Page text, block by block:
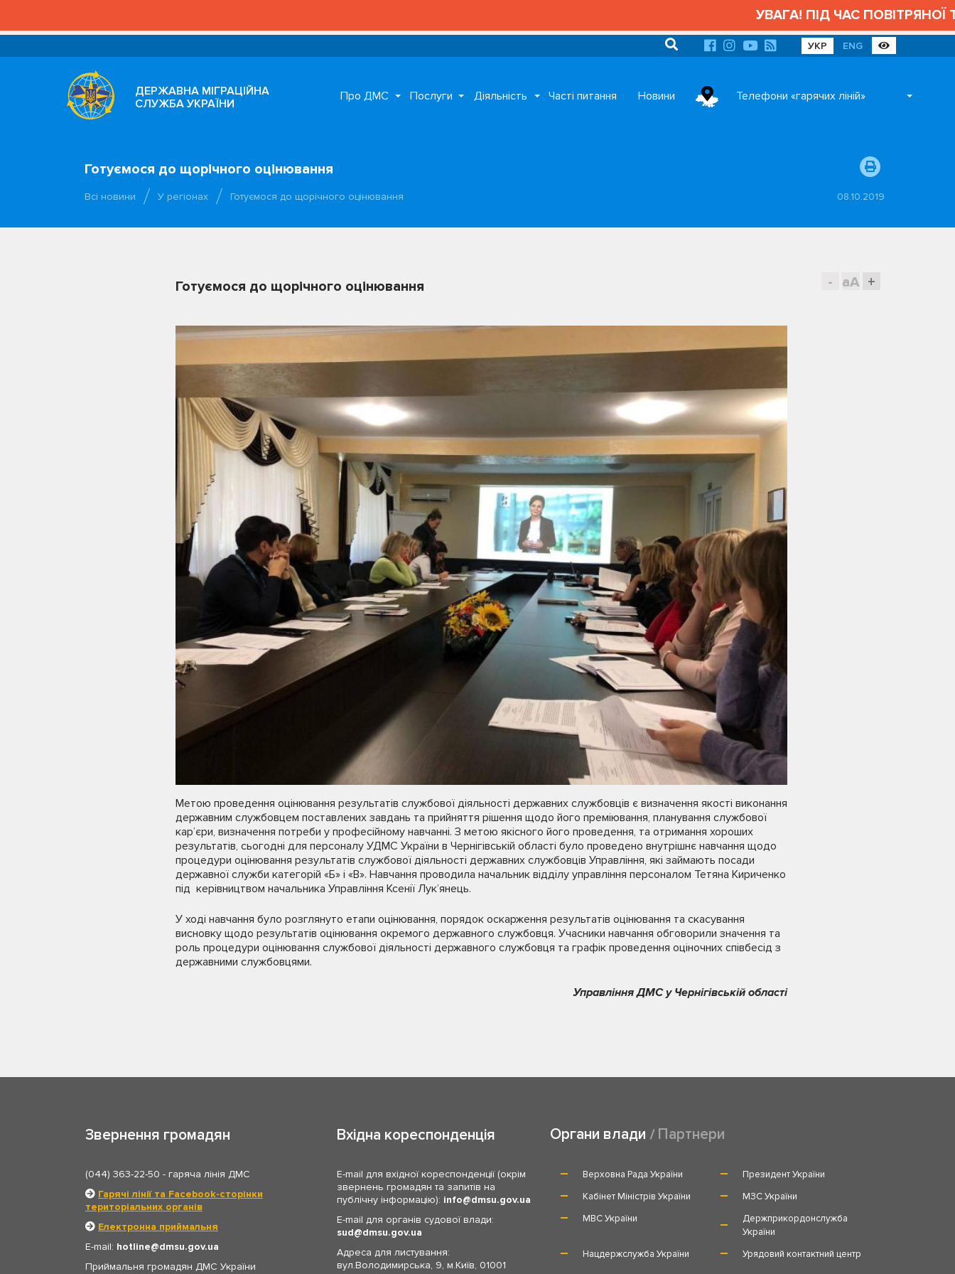
УВАГА! ПІД ЧАС ПОВІТРЯНОЇ
УКР ENG
ДЕРЖАВНА МІГРАЦІЙНА
СЛУЖБА УКРАЇНИ
Про ДМС Послуги Діяльність Часті питання Новини Телефони «гарячих ліній»
Готуємося до щорічного оцінювання
Всі новини У регіонах Готуємося до щорічного оцінювання 08.10.2019
- aA +
Готуємося до щорічного оцінювання
Метою проведення оцінювання результатів службової діяльності державних службовців є визначення якості виконання
державним службовцем поставлених завдань та прийняття рішення щодо його преміювання, планування службової
кар’єри, визначення потреби у професійному навчанні. З метою якісного його проведення, та отримання хороших
результатів, сьогодні для персоналу УДМС України в Чернігівській області було проведено внутрішнє навчання щодо
процедури оцінювання результатів службової діяльності державних службовців Управління, які займають посади
державної служби категорій «Б» і «В». Навчання проводила начальник відділу управління персоналом Тетяна Кириченко
під керівництвом начальника Управління Ксенії Лук’янець.
У ході навчання було розглянуто етапи оцінювання, порядок оскарження результатів оцінювання та скасування
висновку щодо результатів оцінювання окремого державного службовця. Учасники навчання обговорили значення та
роль процедури оцінювання службової діяльності державного службовця та графік проведення оціночних співбесід з
державними службовцями.
Управління ДМС у Чернігівській області
Звернення громадян
(044) 363-22-50 - гаряча лінія ДМС
Гарячі лінії та Facebook-сторінки
територіальних органів
Електронна приймальня
E-mail: hotline
dmsu.gov.ua
Приймальня громадян ДМС України
Вхідна кореспонденція
E-mail для вхідної кореспонденції (окрім
звернень громадян та запитів на
публічну інформацію): info
dmsu.gov.ua
E-mail для органів судової влади:
sud
dmsu.gov.ua
Адреса для листування:
вул.Володимирська, 9, м.Київ, 01001
Органи влади Партнери
Верховна Рада України
Президент України
Кабінет Міністрів України
МЗС України
МВС України
Держприкордонслужба
України
Нацдержслужба України
Урядовий контактний центр